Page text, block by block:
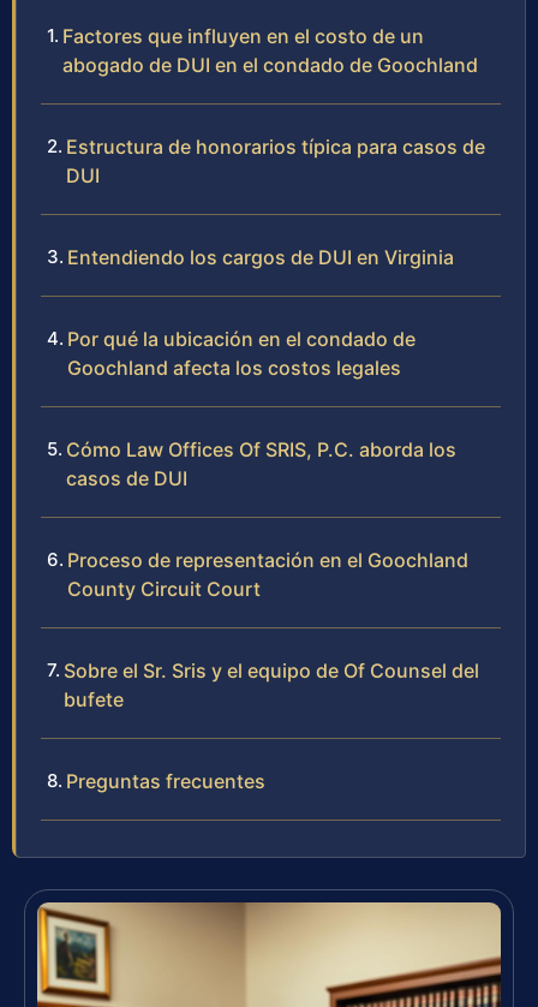
Factores que influyen en el costo de un
abogado de DUI en el condado de Goochland
Estructura de honorarios típica para casos de
DUI
Entendiendo los cargos de DUI en Virginia
Por qué la ubicación en el condado de
Goochland afecta los costos legales
Cómo Law Offices Of SRIS, P.C. aborda los
casos de DUI
Proceso de representación en el Goochland
County Circuit Court
Sobre el Sr. Sris y el equipo de Of Counsel del
bufete
Preguntas frecuentes